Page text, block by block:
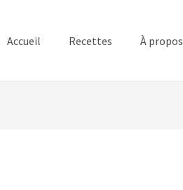
Accueil Recettes À propos